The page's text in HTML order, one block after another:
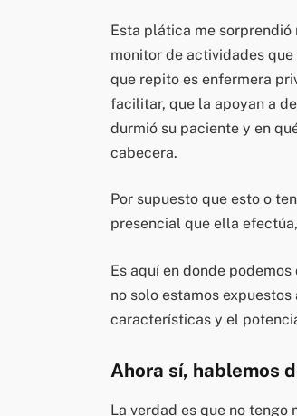
Esta plática me sorprendió
monitor de actividades
que repito es enfermera
facilitar, que la apoyan a
durmió su paciente y en
cabecera.
Por supuesto que esto o
presencial que ella
Es aquí en donde
no solo estamos
características y el
Ahora sí, hablemos
La verdad es que no